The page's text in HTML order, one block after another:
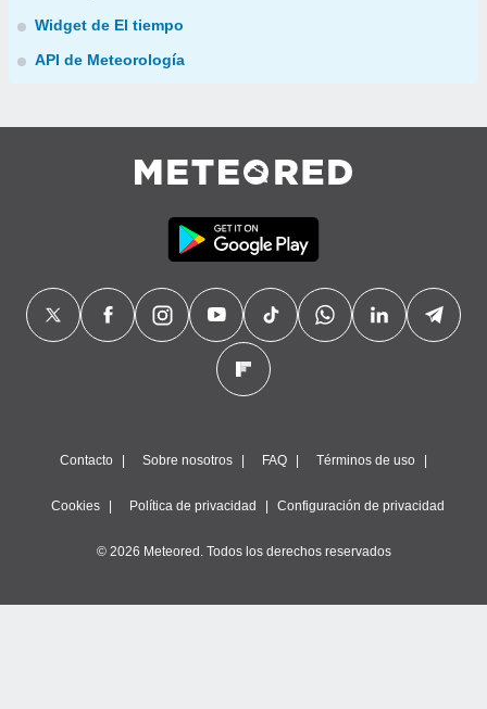
Widget de El tiempo
API de Meteorología
Contacto Sobre nosotros FAQ Términos de uso
Cookies Política de privacidad Configuración de privacidad
© 2026 Meteored. Todos los derechos reservados